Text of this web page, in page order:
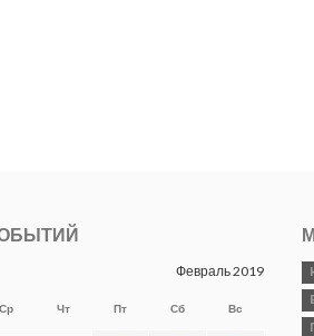
Февраль 2019
Ср Чт Пт Сб Вс